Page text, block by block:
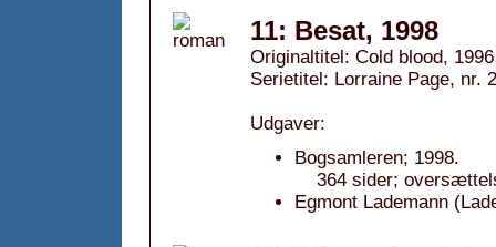
11: Besat, 1998
Originaltitel: Cold blood, 1996
Serietitel: Lorraine Page, nr. 2
Udgaver:
Bogsamleren; 1998.
364 sider;
Egmont Lademann